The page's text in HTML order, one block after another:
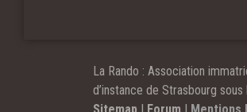
La Rando : Association
d’instance de Strasbourg
Sitemap | Forum | Mentions